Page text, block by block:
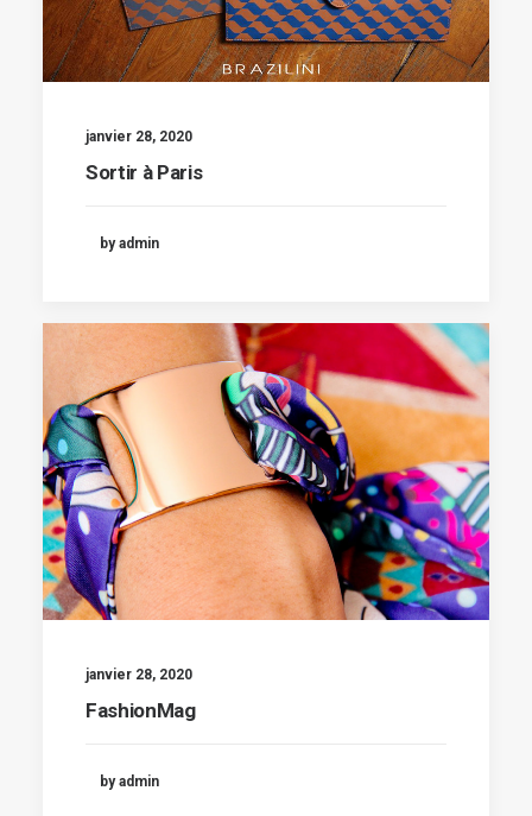
janvier 28, 2020
Sortir à Paris
by admin
janvier 28, 2020
FashionMag
by admin